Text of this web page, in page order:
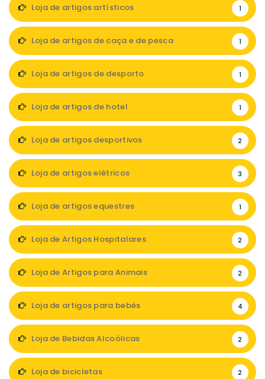
Loja de artigos artísticos 1
Loja de artigos de caça e de pesca 1
Loja de artigos de desporto 1
Loja de artigos de hotel 1
Loja de artigos desportivos 2
Loja de artigos elétricos 3
Loja de artigos equestres 1
Loja de Artigos Hospitalares 2
Loja de Artigos para Animais 2
Loja de artigos para bebés 4
Loja de Bebidas Alcoólicas 2
Loja de bicicletas 2